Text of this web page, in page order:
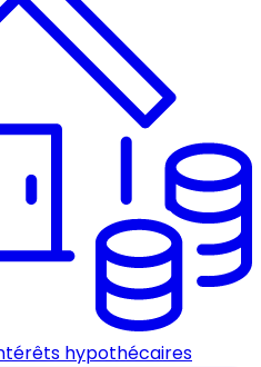
hypothécaires